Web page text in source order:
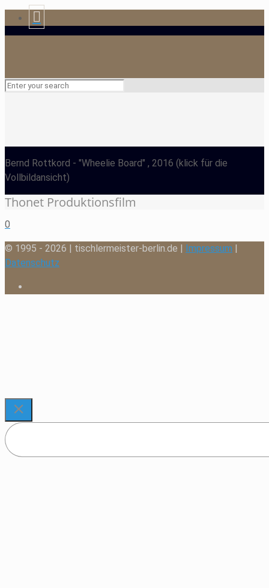
Bernd Rottkord - "Wheelie Board" , 2016 (klick für die
Vollbildansicht)
Thonet Produktionsfilm
0
© 1995 - 2026 | tischlermeister-berlin.de | Impressum
Datenschutz